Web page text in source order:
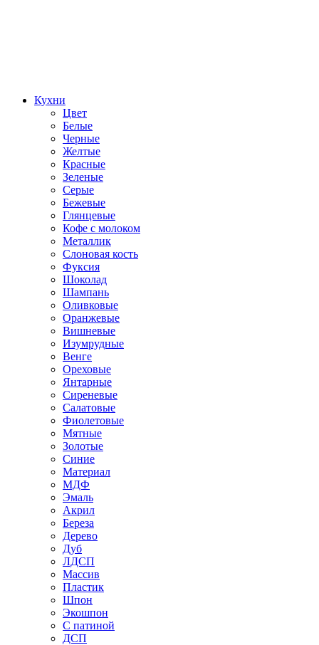
Кухни
Цвет
Белые
Черные
Желтые
Красные
Зеленые
Серые
Бежевые
Глянцевые
Кофе с молоком
Металлик
Слоновая кость
Фуксия
Шоколад
Шампань
Оливковые
Оранжевые
Вишневые
Изумрудные
Венге
Ореховые
Янтарные
Сиреневые
Салатовые
Фиолетовые
Мятные
Золотые
Синие
Материал
МДФ
Эмаль
Акрил
Береза
Дерево
Дуб
ЛДСП
Массив
Пластик
Шпон
Экошпон
С патиной
ДСП